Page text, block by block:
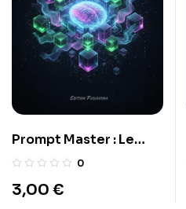
Prompt Master : Le
guide pour
votre meilleur
0
3,00 €